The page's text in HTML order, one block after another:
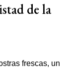
de la